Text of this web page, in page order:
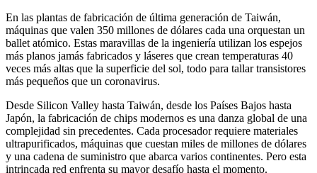
En las plantas de fabricación de última generación de Taiwán,
máquinas que valen 350 millones de dólares cada una orquestan un
ballet atómico. Estas maravillas de la ingeniería utilizan los espejos
más planos jamás fabricados y láseres que crean temperaturas 40
veces más altas que la superficie del sol, todo para tallar transistores
más pequeños que un coronavirus.
Desde Silicon Valley hasta Taiwán, desde los Países Bajos hasta
Japón, la fabricación de chips modernos es una danza global de una
complejidad sin precedentes. Cada procesador requiere materiales
ultrapurificados, máquinas que cuestan miles de millones de dólares
y una cadena de suministro que abarca varios continentes. Pero esta
intrincada red enfrenta su mayor desafío hasta el momento.